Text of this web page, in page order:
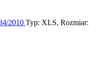
2010 Typ: XLS, Rozmiar: